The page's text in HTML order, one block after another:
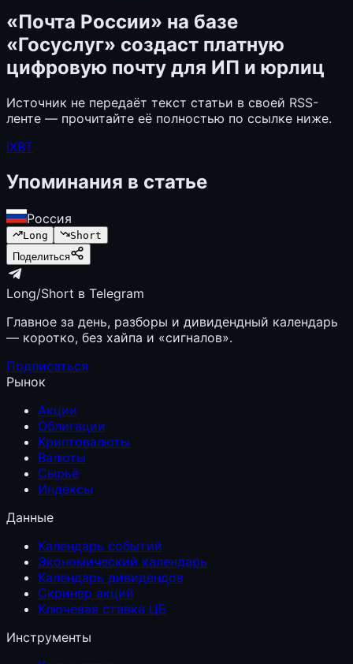
«Почта России» на базе
«Госуслуг» создаст платную
цифровую почту для ИП и юрлиц
Источник не передаёт текст статьи в своей RSS-
ленте — прочитайте её полностью по ссылке ниже.
iXBT
Упоминания в статье
Россия
Long
Short
Поделиться
Long/Short в Telegram
Главное за день, разборы и дивидендный календарь
— коротко, без хайпа и «сигналов».
Подписаться
Рынок
Акции
Облигации
Криптовалюты
Валюты
Сырьё
Индексы
Данные
Календарь событий
Экономический календарь
Календарь дивидендов
Скринер акций
Ключевая ставка ЦБ
Инструменты